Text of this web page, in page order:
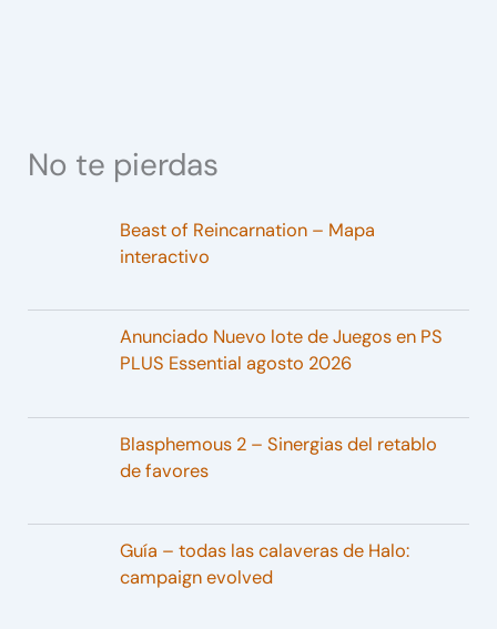
No te pierdas
Beast of Reincarnation – Mapa
interactivo
Anunciado Nuevo lote de Juegos en PS
PLUS Essential agosto 2026
Blasphemous 2 – Sinergias del retablo
de favores
Guía – todas las calaveras de Halo:
campaign evolved